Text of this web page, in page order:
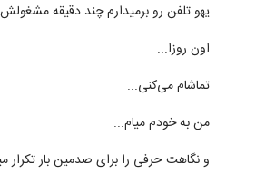
یهو تلفن رو برمیدارم چند دقیقه
اون روزا...
تماشام می‌کنی...
من به خودم میام...
و نگاهت حرفی را برای صدمین بار